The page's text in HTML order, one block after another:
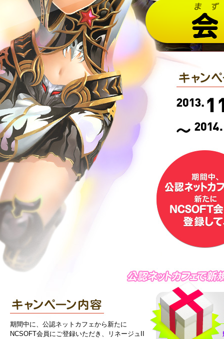
期間中に、公認ネットカフェから新たに
NCSOFT会員にご登録いただき、リネージュII